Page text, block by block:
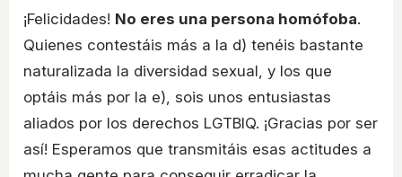
¡Felicidades! No eres una persona homófoba.
Quienes contestáis más a la d) tenéis bastante
naturalizada la diversidad sexual, y los que
optáis más por la e), sois unos entusiastas
aliados por los derechos LGTBIQ. ¡Gracias por ser
así! Esperamos que transmitáis esas actitudes a